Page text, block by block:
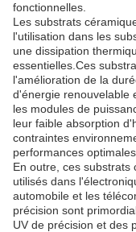
fonctionnelles.
Les substrats
l'utilisation dans les
une dissipation
essentielles.Ces
l'amélioration de la
d'énergie renouvelable
les modules de
leur faible absorption
contraintes
performances
En outre, ces substrats
utilisés dans
automobile et les
précision sont
UV de précision et des